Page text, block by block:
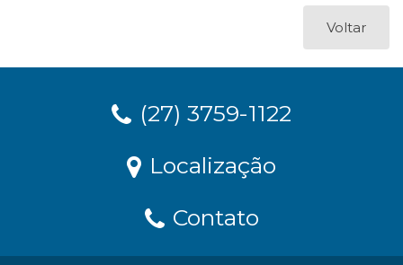
Voltar
(27) 3759-1122
Localização
Contato